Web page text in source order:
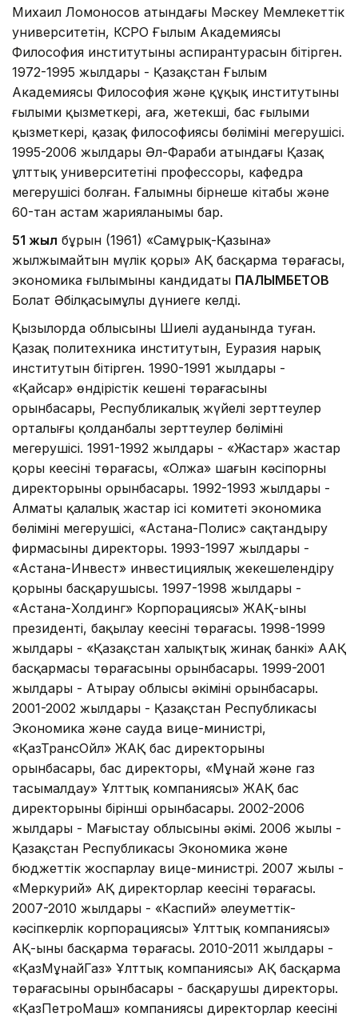
Михаил Ломоносов атындағы Мәскеу Мемлекеттік
университетін, КСРО Ғылым Академиясы
Философия институтының аспирантурасын бітірген.
1972-1995 жылдары - Қазақстан Ғылым
Академиясы Философия және құқық институтының
ғылыми қызметкері, аға, жетекші, бас ғылыми
қызметкері, қазақ философиясы бөлімінің меңгерушісі.
1995-2006 жылдары Әл-Фараби атындағы Қазақ
ұлттық университетінің профессоры, кафедра
меңгерушісі болған. Ғалымның бірнеше кітабы және
60-тан астам жарияланымы бар.
51 жыл бұрын (1961) «Самұрық-Қазына»
жылжымайтын мүлік қоры» АҚ басқарма төрағасы,
экономика ғылымының кандидаты ПАЛЫМБЕТОВ
Болат Әбілқасымұлы дүниеге келді.
Қызылорда облысының Шиелі ауданында туған.
Қазақ политехника институтын, Еуразия нарық
институтын бітірген. 1990-1991 жылдары -
«Қайсар» өндірістік кешені төрағасының
орынбасары, Республикалық жүйелі зерттеулер
орталығы қолданбалы зерттеулер бөлімінің
меңгерушісі. 1991-1992 жылдары - «Жастар» жастар
қоры кеңесінің төрағасы, «Олжа» шағын кәсіпорны
директорының орынбасары. 1992-1993 жылдары -
Алматы қалалық жастар ісі комитеті экономика
бөлімінің меңгерушісі, «Астана-Полис» сақтандыру
фирмасының директоры. 1993-1997 жылдары -
«Астана-Инвест» инвестициялық жекешелендіру
қорының басқарушысы. 1997-1998 жылдары -
«Астана-Холдинг» Корпорациясы» ЖАҚ-ының
президенті, бақылау кеңесінің төрағасы. 1998-1999
жылдары - «Қазақстан халықтық жинақ банкі» ААҚ
басқармасы төрағасының орынбасары. 1999-2001
жылдары - Атырау облысы әкімінің орынбасары.
2001-2002 жылдары - Қазақстан Республикасы
Экономика және сауда вице-министрі,
«ҚазТрансОйл» ЖАҚ бас директорының
орынбасары, бас директоры, «Мұнай және газ
тасымалдау» Ұлттық компаниясы» ЖАҚ бас
директорының бірінші орынбасары. 2002-2006
жылдары - Маңғыстау облысының әкімі. 2006 жылы -
Қазақстан Республикасы Экономика және
бюджеттік жоспарлау вице-министрі. 2007 жылы -
«Меркурий» АҚ директорлар кеңесінің төрағасы.
2007-2010 жылдары - «Каспий» әлеуметтік-
кәсіпкерлік корпорациясы» Ұлттық компаниясы»
АҚ-ының басқарма төрағасы. 2010-2011 жылдары -
«ҚазМұнайГаз» Ұлттық компаниясы» АҚ басқарма
төрағасының орынбасары - басқарушы директоры.
«ҚазПетроМаш» компаниясы директорлар кеңесінің